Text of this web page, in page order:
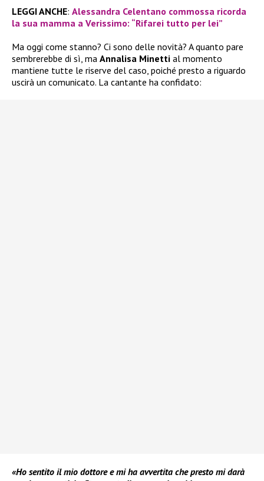
LEGGI ANCHE: Alessandra Celentano commossa ricorda
la sua mamma a Verissimo: “Rifarei tutto per lei”
Ma oggi come stanno? Ci sono delle novità? A quanto pare
sembrerebbe di sì, ma Annalisa Minetti al momento
mantiene tutte le riserve del caso, poiché presto a riguardo
uscirà un comunicato. La cantante ha confidato:
«Ho sentito il mio dottore e mi ha avvertita che presto mi darà